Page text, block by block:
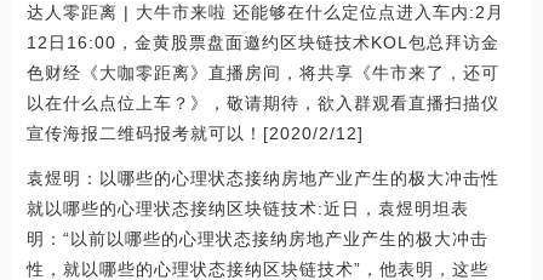
达人零距离 | 大牛市来啦 还能够在什么定位点进入车内:2月
12日16:00，金黄股票盘面邀约区块链技术KOL包总拜访金
色财经《大咖零距离》直播房间，将共享《牛市来了，还可
以在什么点位上车？》，敬请期待，欲入群观看直播扫描仪
宣传海报二维码报考就可以！[2020/2/12]
袁煜明：以哪些的心理状态接纳房地产业产生的极大冲击性
就以哪些的心理状态接纳区块链技术:近日，袁煜明坦表
明：“以前以哪些的心理状态接纳房地产业产生的极大冲击
性，就以哪些的心理状态接纳区块链技术”，他表明，这些